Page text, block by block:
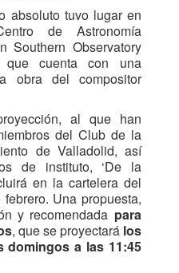
absoluto tuvo lugar en
de Astronomía
Southern Observatory
que cuenta con una
obra del compositor
al que han
del Club de la
de Valladolid, así
de instituto, ‘De la
en la cartelera del
Una propuesta,
y recomendada para
, que se proyectará los
domingos a las 11:45